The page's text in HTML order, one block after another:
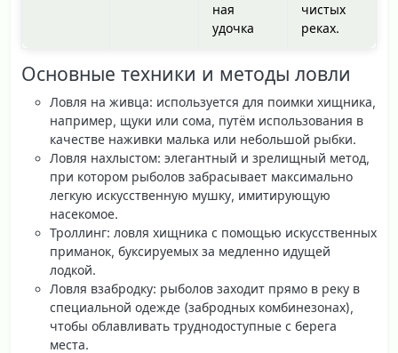
ная
удочка
чистых
реках.
Основные техники и методы ловли
Ловля на живца: используется для поимки хищника,
например, щуки или сома, путём использования в
качестве наживки малька или небольшой рыбки.
Ловля нахлыстом: элегантный и зрелищный метод,
при котором рыболов забрасывает максимально
легкую искусственную мушку, имитирующую
насекомое.
Троллинг: ловля хищника с помощью искусственных
приманок, буксируемых за медленно идущей
лодкой.
Ловля взабродку: рыболов заходит прямо в реку в
специальной одежде (забродных комбинезонах),
чтобы облавливать труднодоступные с берега
места.